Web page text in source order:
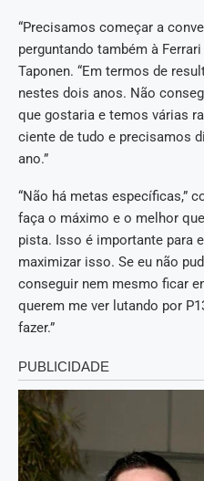
“Precisamos começar a
perguntando também à
Taponen. “Em termos de
nestes dois anos. Não
que gostaria e temos várias
ciente de tudo e precisamos
ano.”
“Não há metas específicas,”
faça o máximo e o melhor
pista. Isso é importante para
maximizar isso. Se eu não
conseguir nem mesmo ficar
querem me ver lutando por
fazer.”